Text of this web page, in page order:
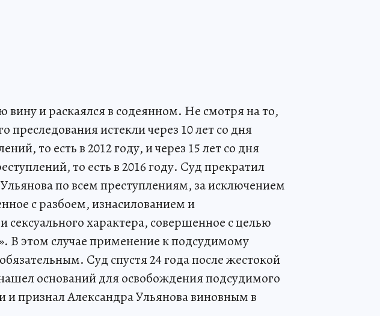
вину и раскаялся в содеянном. Не смотря на то,
преследования истекли через 10 лет со дня
то есть в 2012 году, и через 15 лет со дня
то есть в 2016 году. Суд прекратил
по всем преступлениям, за исключением
с разбоем, изнасилованием и
характера, совершенное с целью
В этом случае применение к подсудимому
Суд спустя 24 года после жестокой
оснований для освобождения подсудимого
и признал Александра Ульянова виновным в